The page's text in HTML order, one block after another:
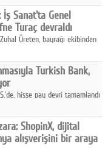
İş Sanat'ta Genel
Turaç devraldı
Üreten, bayrağı ekibinden
Turkish Bank,
hisse pay devri tamamlandı
“Freedom Bank A.Ş.” olmasına
ShopinX, dijital
alışverişini bir araya